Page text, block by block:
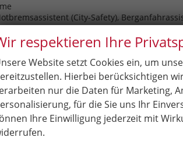
(City-Safety),
Geschwindigkeitsbegrenzer
Park Distance Control vorne, Park Distance
Nebelscheinwerfer, LED-Rückleuchten,
respektieren Ihre
Website setzt Cookies ein, um
Hierbei berücksichtigen
nur die Daten für Marketing,
für die Sie uns Ihr
Ihre Einwilligung jederzeit mit